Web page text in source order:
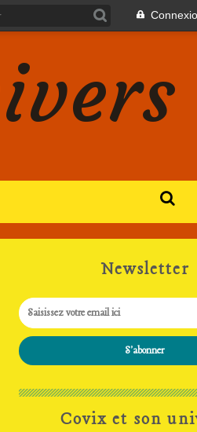
Newsletter
Covix et son